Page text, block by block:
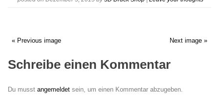
Next image »
« Previous image
Schreibe einen Kommentar
Du musst angemeldet sein, um einen Kommentar abzugeben.